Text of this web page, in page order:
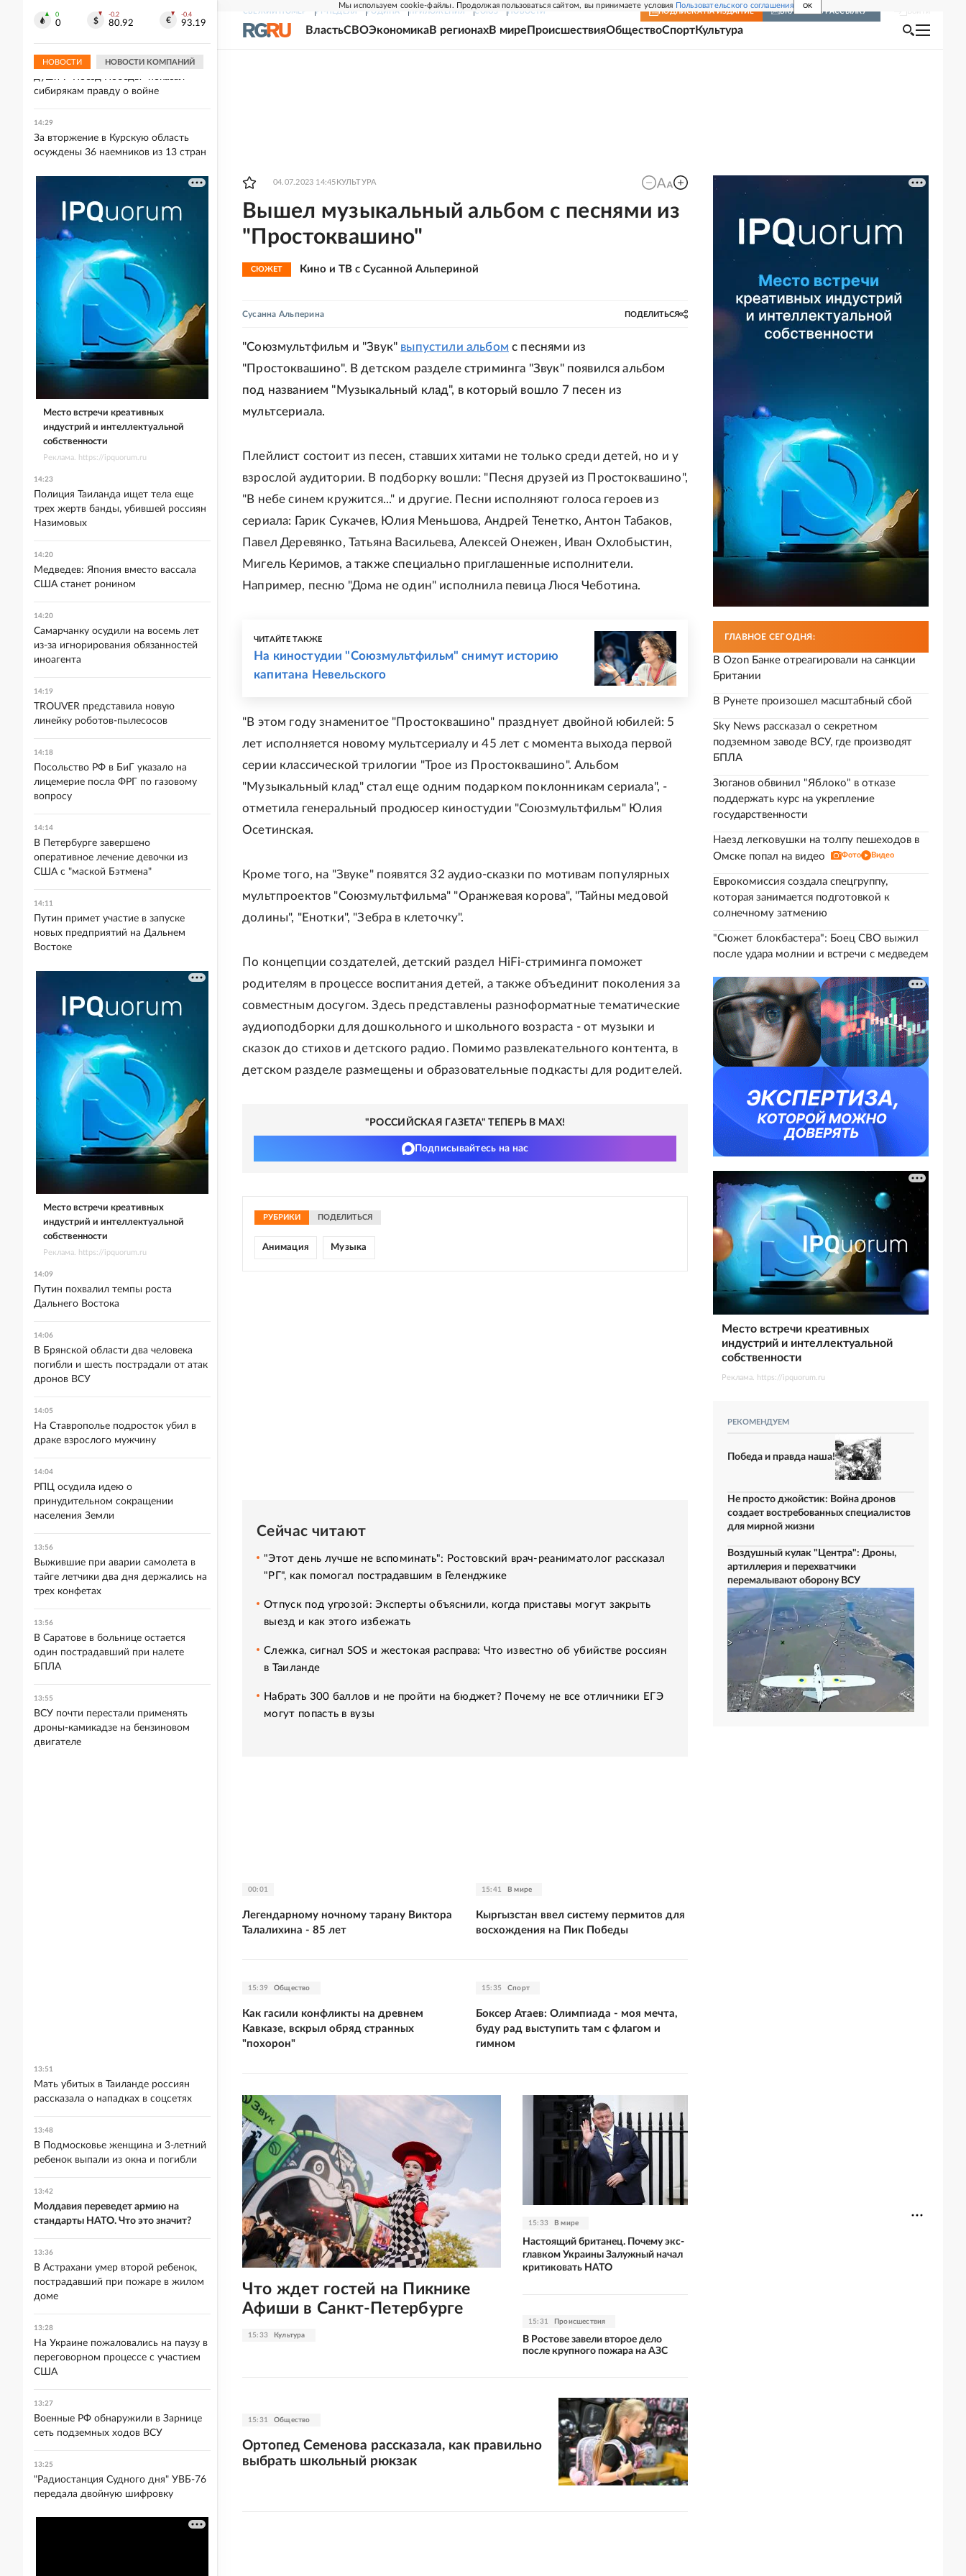
Мы используем cookie-файлы. Продолжая пользоваться сайтом, вы принимаете условия Пользовательского соглашения OK
СВЕЖИЙ НОМЕР РГ-НЕДЕЛЯ РОДИНА ПРИЛОЖЕНИЯ СОЮЗ НОВОСТИ ПОДПИСКА НА ИЗДАНИЕ ВКЛЮЧИТЬ РАССЫЛКУ
ВластьСВОЭкономикаВ регионахВ мире ПроисшествияОбществоСпортКультура
04.07.2023 14:45 КУЛЬТУРА
Вышел музыкальный альбом с песнями из
"Простоквашино"
СЮЖЕТ Кино и ТВ с Сусанной Альпериной
Сусанна Альперина ПОДЕЛИТЬСЯ
"Союзмультфильм и "Звук" выпустили альбом с песнями из
"Простоквашино". В детском разделе стриминга "Звук" появился альбом
под названием "Музыкальный клад", в который вошло 7 песен из
мультсериала.
Плейлист состоит из песен, ставших хитами не только среди детей, но и у
взрослой аудитории. В подборку вошли: "Песня друзей из Простоквашино",
"В небе синем кружится..." и другие. Песни исполняют голоса героев из
сериала: Гарик Сукачев, Юлия Меньшова, Андрей Тенетко, Антон Табаков,
Павел Деревянко, Татьяна Васильева, Алексей Онежен, Иван Охлобыстин,
Мигель Керимов, а также специально приглашенные исполнители.
Например, песню "Дома не один" исполнила певица Люся Чеботина.
ЧИТАЙТЕ ТАКЖЕ
На киностудии "Союзмультфильм" снимут историю
капитана Невельского
"В этом году знаменитое "Простоквашино" празднует двойной юбилей: 5
лет исполняется новому мультсериалу и 45 лет с момента выхода первой
серии классической трилогии "Трое из Простоквашино". Альбом
"Музыкальный клад" стал еще одним подарком поклонникам сериала", -
отметила генеральный продюсер киностудии "Союзмультфильм" Юлия
Осетинская.
Кроме того, на "Звуке" появятся 32 аудио-сказки по мотивам популярных
мультпроектов "Союзмультфильма" "Оранжевая корова", "Тайны медовой
долины", "Енотки", "Зебра в клеточку".
По концепции создателей, детский раздел HiFi-стриминга поможет
родителям в процессе воспитания детей, а также объединит поколения за
совместным досугом. Здесь представлены разноформатные тематические
аудиоподборки для дошкольного и школьного возраста - от музыки и
сказок до стихов и детского радио. Помимо развлекательного контента, в
детском разделе размещены и образовательные подкасты для родителей.
"РОССИЙСКАЯ ГАЗЕТА" ТЕПЕРЬ В MAX!
Подписывайтесь на нас
РУБРИКИ ПОДЕЛИТЬСЯ
Анимация Музыка
Сейчас читают
"Этот день лучше не вспоминать": Ростовский врач-реаниматолог рассказал
"РГ", как помогал пострадавшим в Геленджике
Отпуск под угрозой: Эксперты объяснили, когда приставы могут закрыть
выезд и как этого избежать
Слежка, сигнал SOS и жестокая расправа: Что известно об убийстве россиян
в Таиланде
Набрать 300 баллов и не пройти на бюджет? Почему не все отличники ЕГЭ
могут попасть в вузы
00:01
Легендарному ночному тарану Виктора
Талалихина - 85 лет
15:41 В мире
Кыргызстан ввел систему пермитов для
восхождения на Пик Победы
15:39 Общество
Как гасили конфликты на древнем
Кавказе, вскрыл обряд странных
"похорон"
15:35 Спорт
Боксер Атаев: Олимпиада - моя мечта,
буду рад выступить там с флагом и
гимном
15:33 Культура
Что ждет гостей на Пикнике
Афиши в Санкт-Петербурге
15:33 В мире
Настоящий британец. Почему экс-
главком Украины Залужный начал
критиковать НАТО
15:31 Происшествия
В Ростове завели второе дело
после крупного пожара на АЗС
15:31 Общество
Ортопед Семенова рассказала, как правильно
выбрать школьный рюкзак
ГЛАВНОЕ СЕГОДНЯ:
В Ozon Банке отреагировали на санкции
Британии
В Рунете произошел масштабный сбой
Sky News рассказал о секретном
подземном заводе ВСУ, где производят
БПЛА
Зюганов обвинил "Яблоко" в отказе
поддержать курс на укрепление
государственности
Наезд легковушки на толпу пешеходов в
Омске попал на видео
Фото Видео
Еврокомиссия создала спецгруппу,
которая занимается подготовкой к
солнечному затмению
"Сюжет блокбастера": Боец СВО выжил
после удара молнии и встречи с медведем
Место встречи креативных
индустрий и интеллектуальной
собственности
Реклама. https://ipquorum.ru
РЕКОМЕНДУЕМ
Победа и правда наша!
Не просто джойстик: Война дронов
создает востребованных специалистов
для мирной жизни
Воздушный кулак "Центра": Дроны,
артиллерия и перехватчики
перемалывают оборону ВСУ
0
0
-0.2
80.92
-0.4
93.19
НОВОСТИ НОВОСТИ КОМПАНИЙ
США
"Увиденное потрясло до глубины
души": "Поезд Победы" показал
сибирякам правду о войне
14:29
За вторжение в Курскую область
осуждены 36 наемников из 13 стран
Место встречи креативных
индустрий и интеллектуальной
собственности
Реклама. https://ipquorum.ru
14:23
Полиция Таиланда ищет тела еще
трех жертв банды, убившей россиян
Назимовых
14:20
Медведев: Япония вместо вассала
США станет ронином
14:20
Самарчанку осудили на восемь лет
из-за игнорирования обязанностей
иноагента
14:19
TROUVER представила новую
линейку роботов-пылесосов
14:18
Посольство РФ в БиГ указало на
лицемерие посла ФРГ по газовому
вопросу
14:14
В Петербурге завершено
оперативное лечение девочки из
США с "маской Бэтмена"
14:11
Путин примет участие в запуске
новых предприятий на Дальнем
Востоке
Место встречи креативных
индустрий и интеллектуальной
собственности
Реклама. https://ipquorum.ru
14:09
Путин похвалил темпы роста
Дальнего Востока
14:06
В Брянской области два человека
погибли и шесть пострадали от атак
дронов ВСУ
14:05
На Ставрополье подросток убил в
драке взрослого мужчину
14:04
РПЦ осудила идею о
принудительном сокращении
населения Земли
13:56
Выжившие при аварии самолета в
тайге летчики два дня держались на
трех конфетах
13:56
В Саратове в больнице остается
один пострадавший при налете
БПЛА
13:55
ВСУ почти перестали применять
дроны-камикадзе на бензиновом
двигателе
13:51
Мать убитых в Таиланде россиян
рассказала о нападках в соцсетях
13:48
В Подмосковье женщина и 3-летний
ребенок выпали из окна и погибли
13:42
Молдавия переведет армию на
стандарты НАТО. Что это значит?
13:36
В Астрахани умер второй ребенок,
пострадавший при пожаре в жилом
доме
13:28
На Украине пожаловались на паузу в
переговорном процессе с участием
США
13:27
Военные РФ обнаружили в Зарнице
сеть подземных ходов ВСУ
13:25
"Радиостанция Судного дня" УВБ-76
передала двойную шифровку